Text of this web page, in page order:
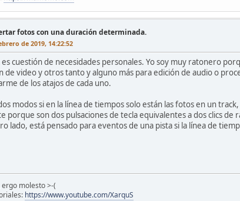
fotos con una duración determinada.
de 2019, 14:22:52
es cuestión de necesidades personales. Yo soy muy ratonero
de video y otros tanto y alguno más para edición de audio o
de los atajos de cada uno.
modos si en la línea de tiempos solo están las fotos en un
porque son dos pulsaciones de tecla equivalentes a dos clics de
lado, está pensado para eventos de una pista si la línea de
ergo molesto >-(
https://www.youtube.com/XarquS